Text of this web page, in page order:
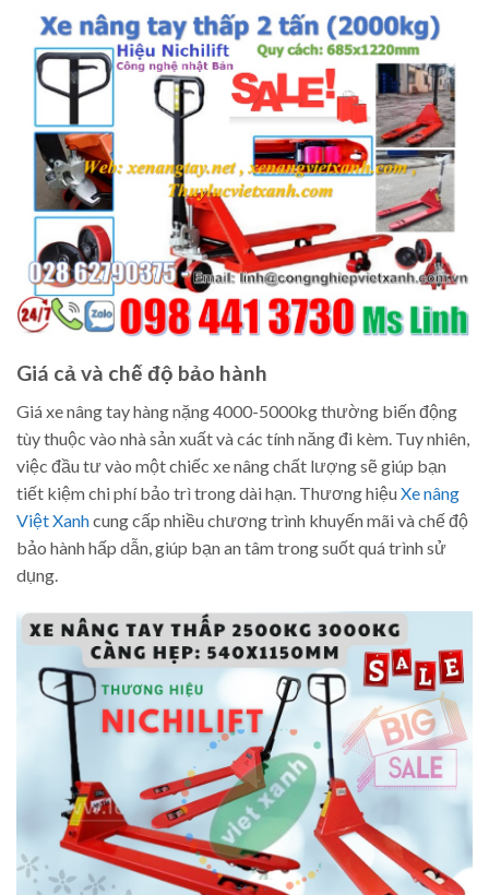
Giá cả và chế độ bảo hành
Giá xe nâng tay hàng nặng 4000-5000kg thường biến động
tùy thuộc vào nhà sản xuất và các tính năng đi kèm. Tuy nhiên,
việc đầu tư vào một chiếc xe nâng chất lượng sẽ giúp bạn
tiết kiệm chi phí bảo trì trong dài hạn. Thương hiệuXe nâng
Việt Xanhcung cấp nhiều chương trình khuyến mãi và chế độ
bảo hành hấp dẫn, giúp bạn an tâm trong suốt quá trình sử
dụng.